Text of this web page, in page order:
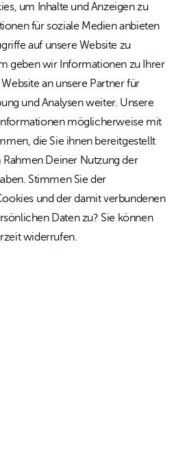
um Inhalte und Anzeigen zu
für soziale Medien anbieten
auf unsere Website zu
geben wir Informationen zu Ihrer
an unsere Partner für
und Analysen weiter. Unsere
möglicherweise mit
die Sie ihnen bereitgestellt
Rahmen Deiner Nutzung der
Stimmen Sie der
und der damit verbundenen
Daten zu? Sie können
widerrufen.